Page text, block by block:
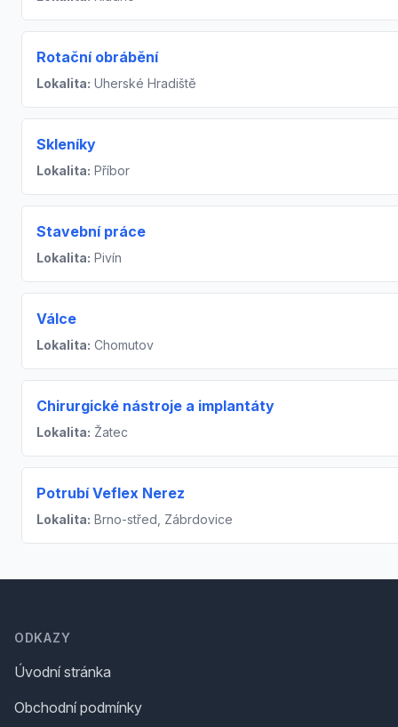
Rotační obrábění
Lokalita: Uherské Hradiště
Skleníky
Lokalita: Příbor
Stavební práce
Lokalita: Pivín
Válce
Lokalita: Chomutov
Chirurgické nástroje a implantáty
Lokalita: Žatec
Potrubí Veflex Nerez
Lokalita: Brno-střed, Zábrdovice
ODKAZY
Úvodní stránka
Obchodní podmínky